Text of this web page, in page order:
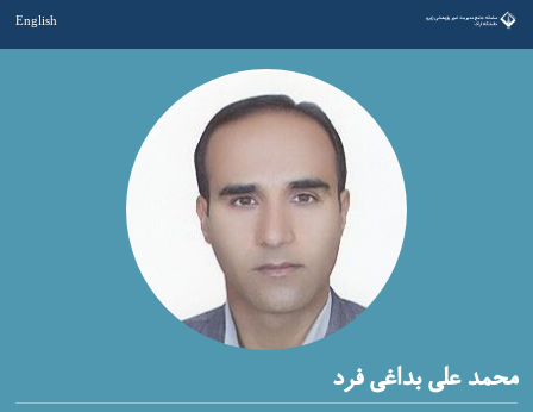
English
محمد علی بداغی فرد